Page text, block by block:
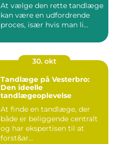
At vælge den rette tandlæge
kan være en udfordrende
proces, især hvis man li...
30. okt
Tandlæge på Vesterbro:
Den ideelle
tandlægeoplevelse
At finde en tandlæge, der
både er beliggende centralt
og har ekspertisen til at
forst&ar...